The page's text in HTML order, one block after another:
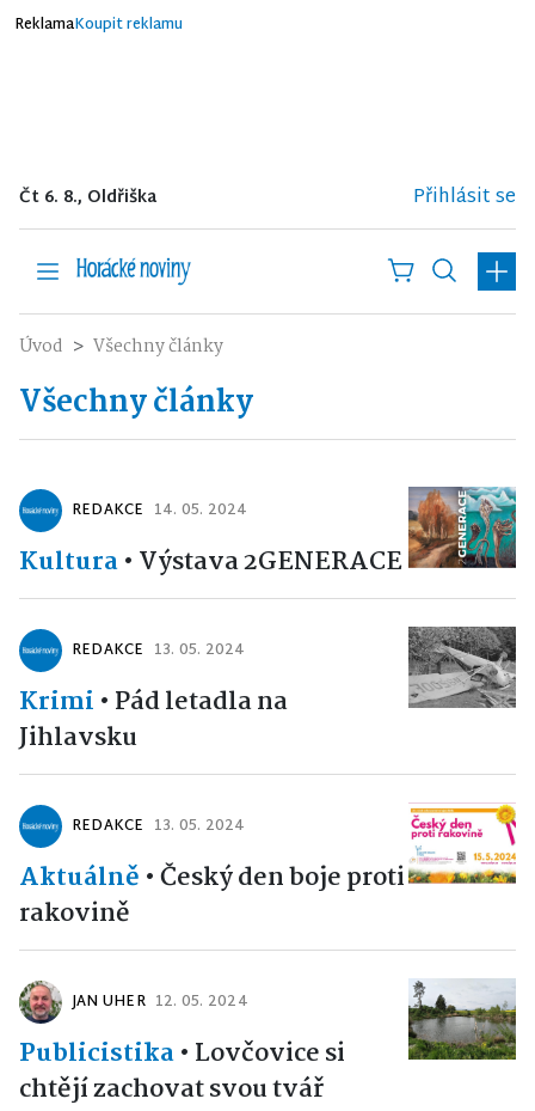
ReklamaKoupit reklamu
Čt 6. 8., Oldřiška Přihlásit se
Úvod Všechny články
Všechny články
REDAKCE 14. 05. 2024
Kultura• Výstava 2GENERACE
REDAKCE 13. 05. 2024
Krimi • Pád letadla na
Jihlavsku
REDAKCE 13. 05. 2024
Aktuálně •Český den boje proti
rakovině
JAN UHER 12. 05. 2024
Publicistika• Lovčovice si
chtějí zachovat svou tvář